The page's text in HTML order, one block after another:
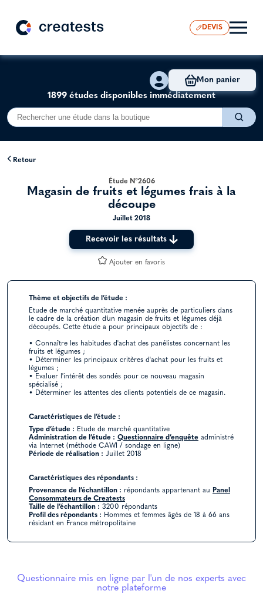
DEVIS
1899 études disponibles immédiatement
Mon panier
Retour
Étude N°2606
Magasin de fruits et légumes frais à la
découpe
Juillet 2018
Recevoir les résultats
Ajouter en favoris
Thème et objectifs de l’étude :
Etude de marché quantitative menée auprès de particuliers dans
le cadre de la création d’un magasin de fruits et légumes déjà
découpés. Cette étude a pour principaux objectifs de :
• Connaître les habitudes d'achat des panélistes concernant les
fruits et légumes ;
• Déterminer les principaux critères d'achat pour les fruits et
légumes ;
• Evaluer l'intérêt des sondés pour ce nouveau magasin
spécialisé ;
• Déterminer les attentes des clients potentiels de ce magasin.
Caractéristiques de l’étude :
Type d’étude : Etude de marché quantitative
Administration de l’étude : Questionnaire d’enquête administré
via Internet (méthode CAWI / sondage en ligne)
Période de réalisation : Juillet 2018
Caractéristiques des répondants :
Provenance de l’échantillon : répondants appartenant au Panel
Consommateurs de Creatests
Taille de l’échantillon : 3200 répondants
Profil des répondants : Hommes et femmes âgés de 18 à 66 ans
résidant en France métropolitaine
Questionnaire mis en ligne par l'un de nos experts avec
notre plateforme